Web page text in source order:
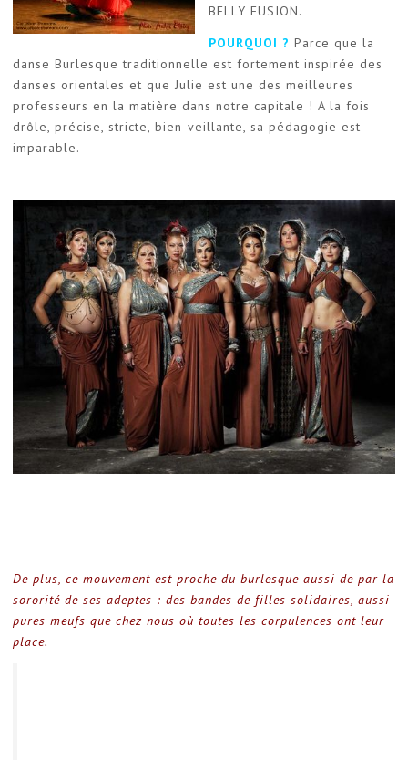
BELLY FUSION.
POURQUOI ? Parce que la
danse Burlesque traditionnelle est fortement inspirée des
danses orientales et que Julie est une des meilleures
professeurs en la matière dans notre capitale ! A la fois
drôle, précise, stricte, bien-veillante, sa pédagogie est
imparable.
De plus, ce mouvement est proche du burlesque aussi de par la
sororité de ses adeptes : des bandes de filles solidaires, aussi
pures meufs que chez nous où toutes les corpulences ont leur
place.